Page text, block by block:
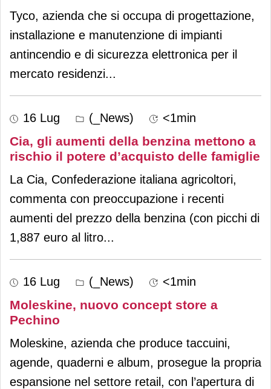
Tyco, azienda che si occupa di progettazione,
installazione e manutenzione di impianti
antincendio e di sicurezza elettronica per il
mercato residenzi...
16 Lug (_News) <1min
Cia, gli aumenti della benzina mettono a
rischio il potere d’acquisto delle famiglie
La Cia, Confederazione italiana agricoltori,
commenta con preoccupazione i recenti
aumenti del prezzo della benzina (con picchi di
1,887 euro al litro...
16 Lug (_News) <1min
Moleskine, nuovo concept store a
Pechino
Moleskine, azienda che produce taccuini,
agende, quaderni e album, prosegue la propria
espansione nel settore retail, con l’apertura di